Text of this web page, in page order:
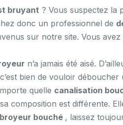
bruyant ? Vous suspectez la
donc un professionnel de
sur notre site. Vous
n’a jamais été aisé.
bien de vouloir
quelle canalisation
composition est différente.
bouché , laissez